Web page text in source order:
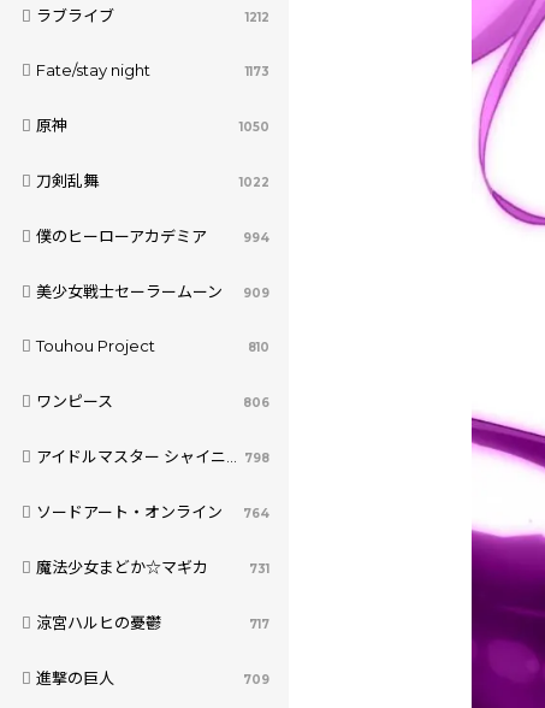
ラブライブ 1212
Fate/stay night 1173
原神 1050
刀剣乱舞 1022
僕のヒーローアカデミア 994
美少女戦士セーラームーン 909
Touhou Project 810
ワンピース 806
アイドルマスター シャイニーカラーズ 798
ソードアート・オンライン 764
魔法少女まどか☆マギカ 731
涼宮ハルヒの憂鬱 717
進撃の巨人 709